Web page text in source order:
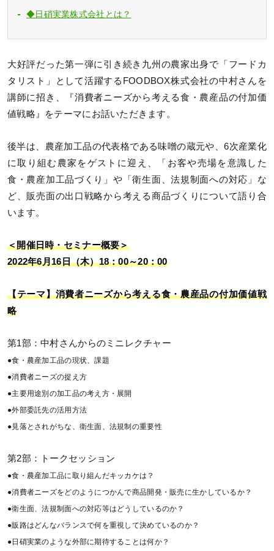
◆日硝実業株式会社とは？
大好評だった第一弾に引き続き九州の農家出身で「フードカ
タリスト」として活躍するFOODBOX株式会社の中村さんを
講師に招き、『消費者ニーズから考える食・農産品の付加価
値戦略』をテーマにお話いただきます。
後半は、農産加工品の代表格である味噌の蔵元や、6次産業化
に取り組む農家をゲストに迎え、「お客や売場を意識した
食・農産加工品づくり」や「衛生面、法規制面への対応」な
ど、販売面の出口戦略から考える商品づくりについて語り合
います。
＜開催日時・セミナー概要＞
2022年6月16日（木）18：00～20：00
【テーマ】消費者ニーズから考える食・農産品の付加価値戦
略
第1部：中村さんからのミニレクチャー
●食・農産加工品の現状、課題
●消費者ニーズの捉え方
●主要用途別の加工品の考え方・展開
●外部委託先の活用方法
●見落とされがちな、衛生面、法規制の重要性
第2部：トークセッション
●食・農産加工品に取り組んだキッカケは？
●消費者ニーズをどのようにつかんで商品開発・販売に生かしているか？
●衛生面、法規制面への対応等はどうしているのか？
●販路はどんなバランスで何を重視して決めているのか？
●日硝実業のような外部に期待することは何か？